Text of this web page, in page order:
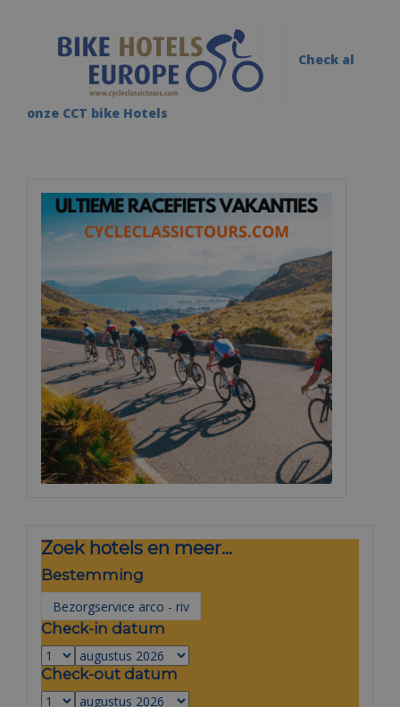
Check al
onze CCT bike Hotels
Zoek hotels en meer...
Bestemming
Check-in datum
Check-out datum